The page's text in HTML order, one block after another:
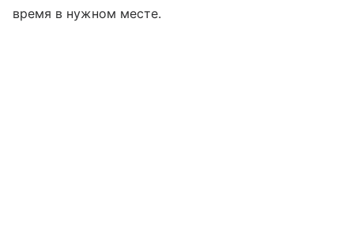
время в нужном месте.